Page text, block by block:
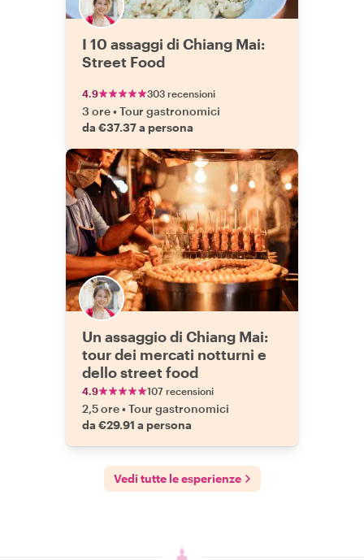
I 10 assaggi di Chiang Mai:
Street Food
4.9 303 recensioni
3 ore•Tour gastronomici
da €37.37 a persona
Un assaggio di Chiang Mai:
tour dei mercati notturni e
dello street food
4.9 107 recensioni
2,5 ore•Tour gastronomici
da €29.91 a persona
Vedi tutte le esperienze